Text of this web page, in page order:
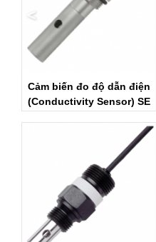
Cảm biến đo độ dẫn điện
(Conductivity Sensor) SE